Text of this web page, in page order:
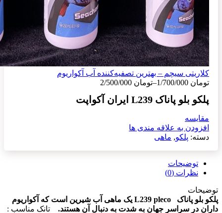
کلاریتی سیچم – بهترین تصفیه‌کننده آب آکواریوم
تومان
–تومان
پلکو بلو پاناک L239 ایران آکواپت
مقایسه
افزودن به علاقه مندی ها
دسته: پلکو, ماهی
توضیحات
نظرات (0)
توضیحات
پلکو بلو پاناک
یک ماهی آب شیرین است که آکواریوم
داران در سراسر جهان به شدت به دنبال آن هستند.
تانک مناسب :